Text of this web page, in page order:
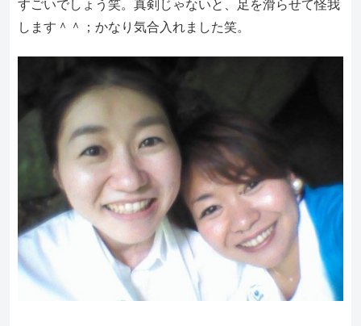
すごいでしょう笑。真剣じゃないと、足を滑らせて怪我
します＾＾；かなり気合入れました笑。